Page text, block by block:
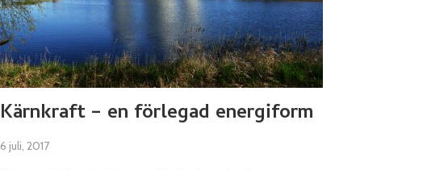
Kärnkraft – en förlegad energiform
6 juli, 2017